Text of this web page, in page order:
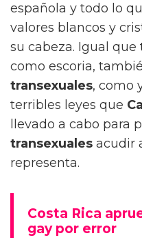
española y todo lo
valores blancos y
su cabeza. Igual
como escoria,
transexuales, como
terribles leyes que
llevado a cabo para
transexuales acudir
representa.
Costa Rica
gay por error